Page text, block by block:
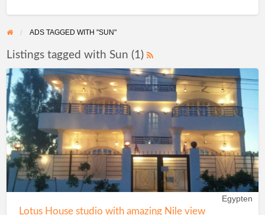
ADS TAGGED WITH "SUN"
Listings tagged with Sun (1)
Egypten
Lotus House studio with amazing Nile view